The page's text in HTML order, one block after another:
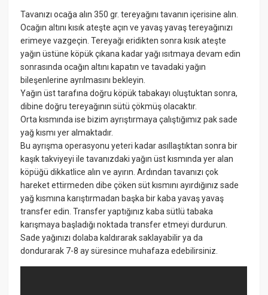
Tavanızı ocağa alın 350 gr. tereyağını tavanın içerisine alın.
Ocağın altını kısık ateşte açın ve yavaş yavaş tereyağınızı
erimeye vazgeçin. Tereyağı eridikten sonra kısık ateşte
yağın üstüne köpük çıkana kadar yağı ısıtmaya devam edin
sonrasında ocağın altını kapatın ve tavadaki yağın
bileşenlerine ayrılmasını bekleyin.
Yağın üst tarafına doğru köpük tabakayı oluştuktan sonra,
dibine doğru tereyağının sütü çökmüş olacaktır.
Orta kısmında ise bizim ayrıştırmaya çalıştığımız pak sade
yağ kısmı yer almaktadır.
Bu ayrışma operasyonu yeteri kadar asıllaştıktan sonra bir
kaşık takviyeyi ile tavanızdaki yağın üst kısmında yer alan
köpüğü dikkatlice alın ve ayırın. Ardından tavanızı çok
hareket ettirmeden dibe çöken süt kısmını ayırdığınız sade
yağ kısmına karıştırmadan başka bir kaba yavaş yavaş
transfer edin. Transfer yaptığınız kaba sütlü tabaka
karışmaya başladığı noktada transfer etmeyi durdurun.
Sade yağınızı dolaba kaldırarak saklayabilir ya da
dondurarak 7-8 ay süresince muhafaza edebilirsiniz.